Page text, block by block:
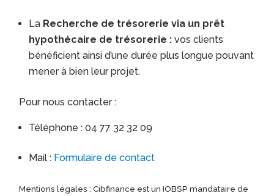
La Recherche de trésorerie via un prêt
hypothécaire de trésorerie :vos clients
bénéficient ainsi d’une durée plus longue pouvant
mener à bien leur projet.
Pour nous contacter :
Téléphone : 04 77 32 32 09
Mail : Formulaire de contact
Mentions légales : Cibfinance est un IOBSP mandataire de